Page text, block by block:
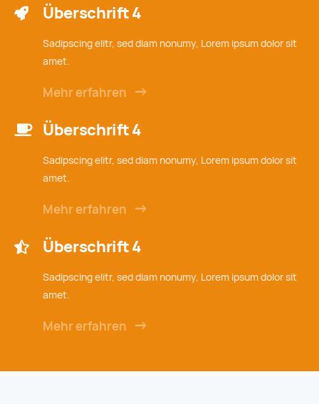
Überschrift 4
Sadipscing elitr, sed diam nonumy, Lorem ipsum dolor sit
amet.
Mehr erfahren
Überschrift 4
Sadipscing elitr, sed diam nonumy, Lorem ipsum dolor sit
amet.
Mehr erfahren
Überschrift 4
Sadipscing elitr, sed diam nonumy, Lorem ipsum dolor sit
amet.
Mehr erfahren